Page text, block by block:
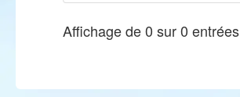
Affichage de 0 sur 0 entrées